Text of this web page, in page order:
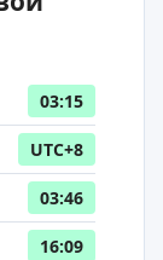
03:15
UTC+8
03:46
16:09